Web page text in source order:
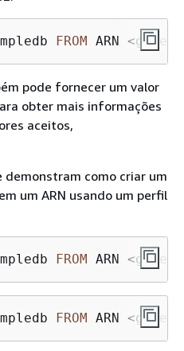
FROM ARN <glue
pode fornecer um valor
obter mais informações
aceitos,
demonstram como criar um
um ARN usando um perfil
FROM ARN <glue
FROM ARN <glue